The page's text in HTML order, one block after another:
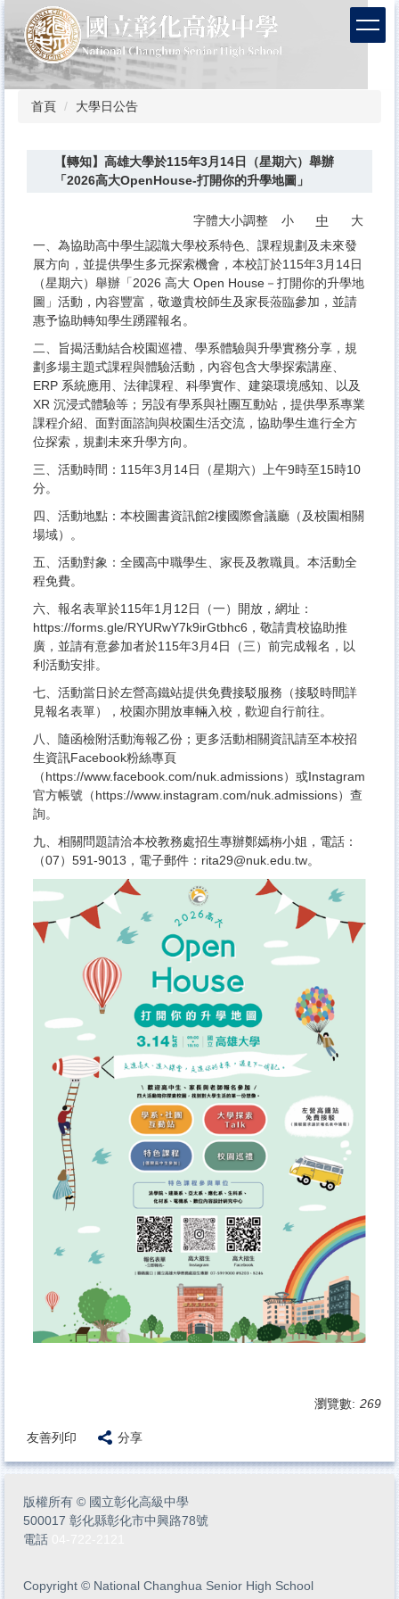
到
主
要
內
首頁 大學日公告
【轉知】高雄大學於115年3月14日（星期六）舉辦
「2026高大OpenHouse-打開你的升學地圖」
字體大小調整 小 中
大
一、為協助高中學生認識大學校系特色、課程規劃及未來發
展方向，並提供學生多元探索機會，本校訂於115年3月14日
（星期六）舉辦「2026 高大 Open House－打開你的升學地
圖」活動，內容豐富，敬邀貴校師生及家長蒞臨參加，並請
惠予協助轉知學生踴躍報名。
二、旨揭活動結合校園巡禮、學系體驗與升學實務分享，規
劃多場主題式課程與體驗活動，內容包含大學探索講座、
ERP 系統應用、法律課程、科學實作、建築環境感知、以及
XR 沉浸式體驗等；另設有學系與社團互動站，提供學系專業
課程介紹、面對面諮詢與校園生活交流，協助學生進行全方
位探索，規劃未來升學方向。
三、活動時間：115年3月14日（星期六）上午9時至15時10
分。
四、活動地點：本校圖書資訊館2樓國際會議廳（及校園相關
場域）。
五、活動對象：全國高中職學生、家長及教職員。本活動全
程免費。
六、報名表單於115年1月12日（一）開放，網址：
https://forms.gle/RYURwY7k9irGtbhc6，敬請貴校協助推
廣，並請有意參加者於115年3月4日（三）前完成報名，以
利活動安排。
七、活動當日於左營高鐵站提供免費接駁服務（接駁時間詳
見報名表單），校園亦開放車輛入校，歡迎自行前往。
八、隨函檢附活動海報乙份；更多活動相關資訊請至本校招
生資訊Facebook粉絲專頁
（https://www.facebook.com/nuk.admissions）或Instagram
官方帳號（https://www.instagram.com/nuk.admissions）查
詢。
九、相關問題請洽本校教務處招生專辦鄭嫣栴小姐，電話：
（07）591-9013，電子郵件：rita29@nuk.edu.tw。
瀏覽數: 269
友善列印 分享
版權所有 © 國立彰化高級中學
500017 彰化縣彰化市中興路78號
電話
Copyright © National Changhua Senior High School